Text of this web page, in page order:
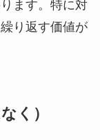
ます。特に対
り返す価値が
く）